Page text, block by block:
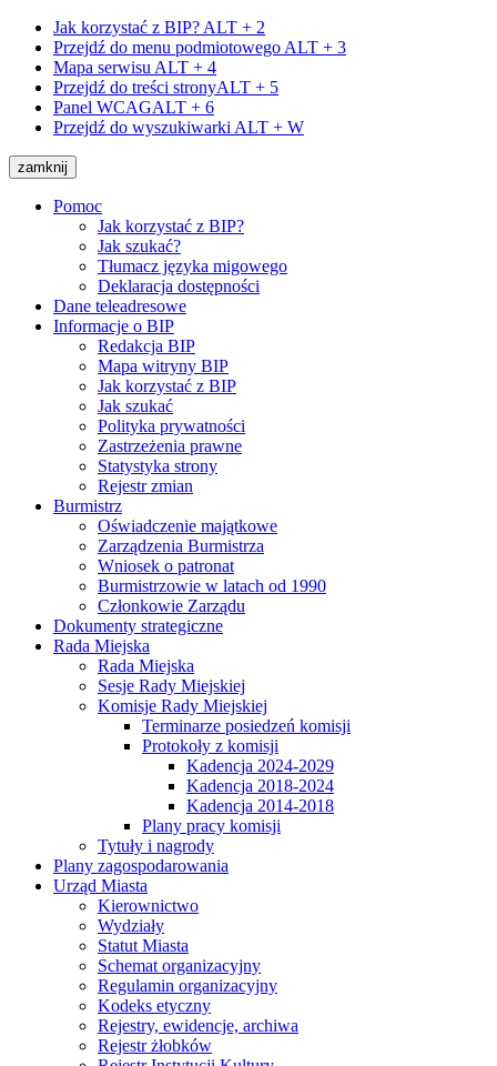
Jak korzystać z BIP? ALT + 2
Przejdź do menu podmiotowego ALT + 3
Mapa serwisu ALT + 4
Przejdź do treści stronyALT + 5
Panel WCAGALT + 6
Przejdź do wyszukiwarki ALT + W
zamknij
Pomoc
Jak korzystać z BIP?
Jak szukać?
Tłumacz języka migowego
Deklaracja dostępności
Dane teleadresowe
Informacje o BIP
Redakcja BIP
Mapa witryny BIP
Jak korzystać z BIP
Jak szukać
Polityka prywatności
Zastrzeżenia prawne
Statystyka strony
Rejestr zmian
Burmistrz
Oświadczenie majątkowe
Zarządzenia Burmistrza
Wniosek o patronat
Burmistrzowie w latach od 1990
Członkowie Zarządu
Dokumenty strategiczne
Rada Miejska
Rada Miejska
Sesje Rady Miejskiej
Komisje Rady Miejskiej
Terminarze posiedzeń komisji
Protokoły z komisji
Kadencja 2024-2029
Kadencja 2018-2024
Kadencja 2014-2018
Plany pracy komisji
Tytuły i nagrody
Plany zagospodarowania
Urząd Miasta
Kierownictwo
Wydziały
Statut Miasta
Schemat organizacyjny
Regulamin organizacyjny
Kodeks etyczny
Rejestry, ewidencje, archiwa
Rejestr żłobków